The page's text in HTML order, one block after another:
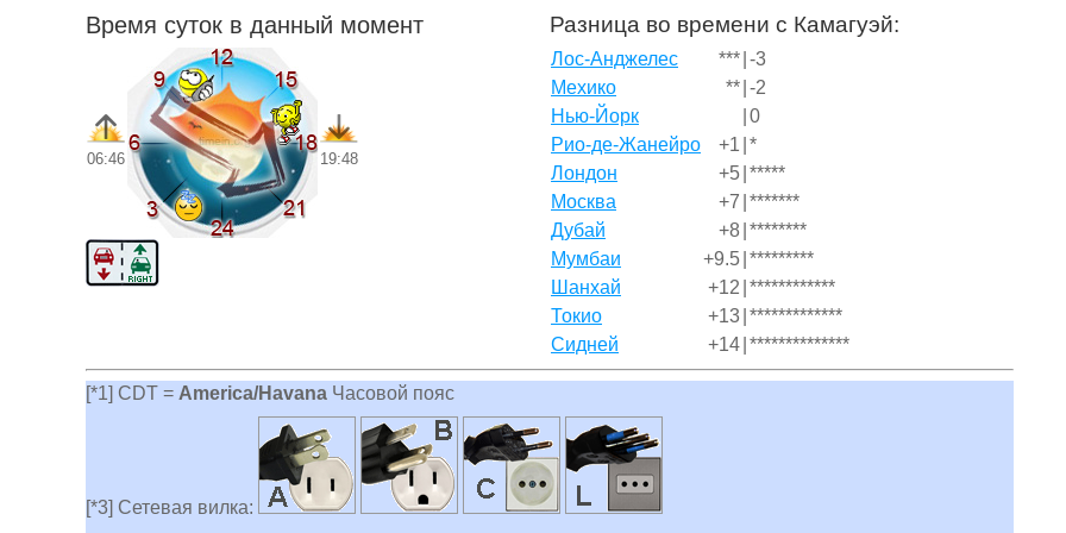
Время суток в данный момент
06:46 19:48
Разница во времени с Камагуэй:
Лос-Анджелес *** -3
Мехико
** -2
Нью-Йорк
0
Рио-де-Жанейро
+1 *
Лондон
+5 *****
Москва
+7 *******
Дубай
+8 ********
Мумбаи
+9.5 *********
Шанхай
+12 ************
Токио
+13 *************
Сидней
+14 **************
[*1] CDT = America/Havana Часовой пояс
[*3] Сетевая вилка: